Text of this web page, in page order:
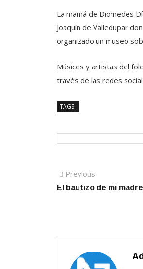
La mamá de Diomedes
Joaquín de Valledupar
organizado un museo
Músicos y artistas del
través de las redes
TAGS:
Navegación
de
Previous
post:
El bautizo de mi madre